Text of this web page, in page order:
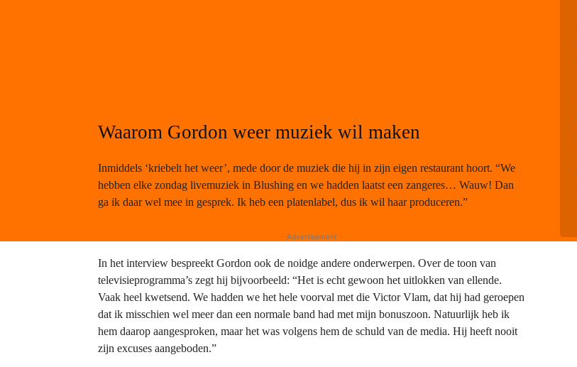
Waarom Gordon weer muziek wil maken
Inmiddels ‘kriebelt het weer’, mede door de muziek die hij in zijn eigen restaurant hoort. “We
hebben elke zondag livemuziek in Blushing en we hadden laatst een zangeres… Wauw! Dan
ga ik daar wel mee in gesprek. Ik heb een platenlabel, dus ik wil haar produceren.”
- Advertisement -
In het interview bespreekt Gordon ook de noidge andere onderwerpen. Over de toon van
televisieprogramma’s zegt hij bijvoorbeeld: “Het is echt gewoon het uitlokken van ellende.
Vaak heel kwetsend. We hadden we het hele voorval met die Victor Vlam, dat hij had geroepen
dat ik misschien wel meer dan een normale band had met mijn bonuszoon. Natuurlijk heb ik
hem daarop aangesproken, maar het was volgens hem de schuld van de media. Hij heeft nooit
zijn excuses aangeboden.”